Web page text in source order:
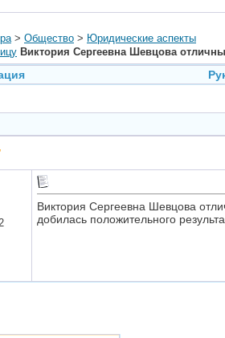
> Общество > Юридические аспекты
Виктория Сергеевна Шевцова
Виктория Сергеевна Шевцова
добилась положительного